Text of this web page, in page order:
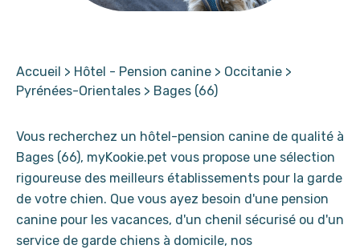
Accueil > Hôtel - Pension canine > Occitanie >
Pyrénées-Orientales > Bages (66)
Vous recherchez un hôtel-pension canine de qualité à
Bages (66), myKookie.pet vous propose une sélection
rigoureuse des meilleurs établissements pour la garde
de votre chien. Que vous ayez besoin d'une pension
canine pour les vacances, d'un chenil sécurisé ou d'un
service de garde chiens à domicile, nos